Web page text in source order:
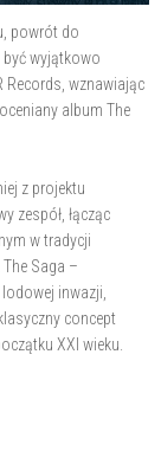
powrót do
wyjątkowo
Records, wznawiając
album The
z projektu
zespół, łącząc
w tradycji
Saga –
inwazji,
concept
XXI wieku.